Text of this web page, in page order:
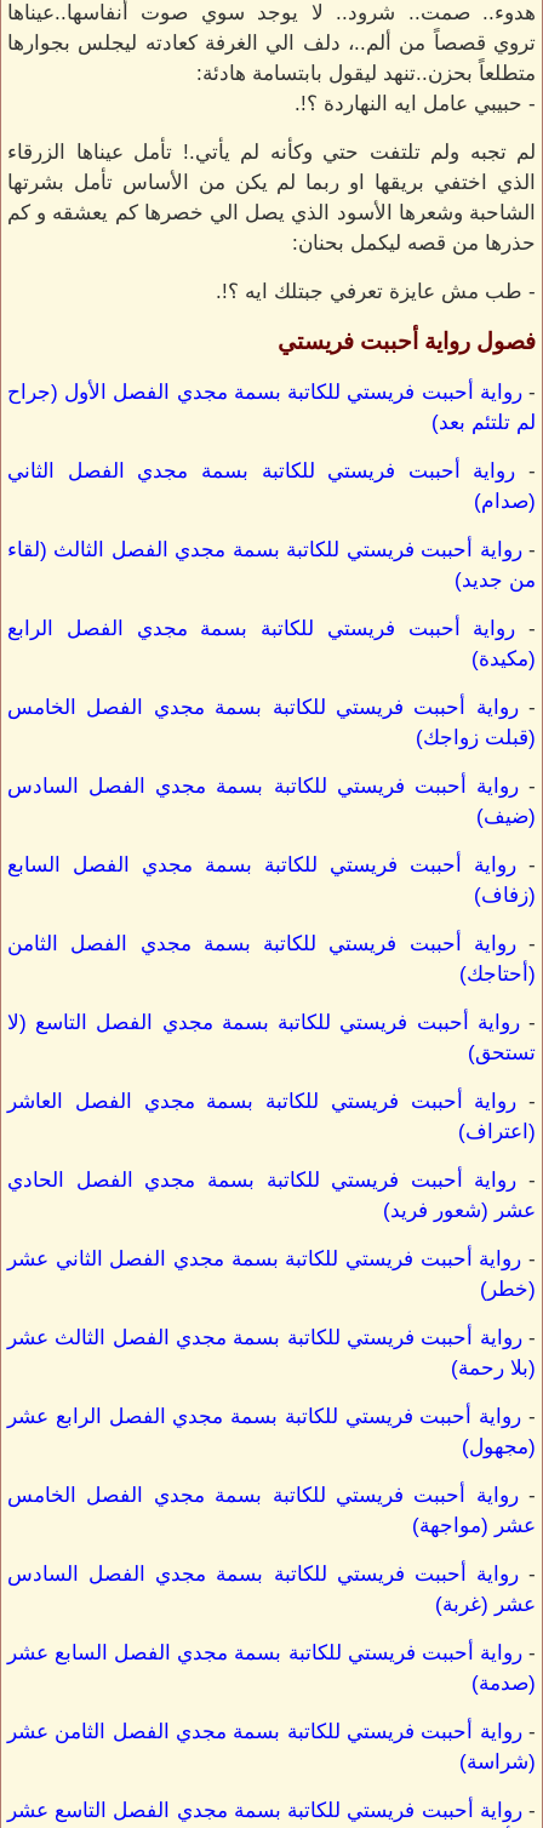
هدوء.. صمت.. شرود.. لا يوجد سوي صوت أنفاسها..عيناها
تروي قصصاً من ألم..، دلف الي الغرفة كعادته ليجلس بجوارها
متطلعاً بحزن..تنهد ليقول بابتسامة هادئة:
- حبيبي عامل ايه النهاردة ؟!.
لم تجبه ولم تلتفت حتي وكأنه لم يأتي.! تأمل عيناها الزرقاء
الذي اختفي بريقها او ربما لم يكن من الأساس تأمل بشرتها
الشاحبة وشعرها الأسود الذي يصل الي خصرها كم يعشقه و كم
حذرها من قصه ليكمل بحنان:
- طب مش عايزة تعرفي جبتلك ايه ؟!.
فصول رواية أحببت فريستي
-رواية أحببت فريستي للكاتبة بسمة مجدي الفصل الأول (جراح
لم تلتئم بعد)
- رواية أحببت فريستي للكاتبة بسمة مجدي الفصل الثاني
(صدام)
-رواية أحببت فريستي للكاتبة بسمة مجدي الفصل الثالث (لقاء
من جديد)
- رواية أحببت فريستي للكاتبة بسمة مجدي الفصل الرابع
(مكيدة)
-رواية أحببت فريستي للكاتبة بسمة مجدي الفصل الخامس
(قبلت زواجك)
-رواية أحببت فريستي للكاتبة بسمة مجدي الفصل السادس
(ضيف)
- رواية أحببت فريستي للكاتبة بسمة مجدي الفصل السابع
(زفاف)
-رواية أحببت فريستي للكاتبة بسمة مجدي الفصل الثامن
(أحتاجك)
-رواية أحببت فريستي للكاتبة بسمة مجدي الفصل التاسع (لا
تستحق)
- رواية أحببت فريستي للكاتبة بسمة مجدي الفصل العاشر
(اعتراف)
- رواية أحببت فريستي للكاتبة بسمة مجدي الفصل الحادي
عشر (شعور فريد)
- رواية أحببت فريستي للكاتبة بسمة مجدي الفصل الثاني عشر
(خطر)
-رواية أحببت فريستي للكاتبة بسمة مجدي الفصل الثالث عشر
(بلا رحمة)
- رواية أحببت فريستي للكاتبة بسمة مجدي الفصل الرابع عشر
(مجهول)
-رواية أحببت فريستي للكاتبة بسمة مجدي الفصل الخامس
عشر (مواجهة)
-رواية أحببت فريستي للكاتبة بسمة مجدي الفصل السادس
عشر (غربة)
-رواية أحببت فريستي للكاتبة بسمة مجدي الفصل السابع عشر
(صدمة)
-رواية أحببت فريستي للكاتبة بسمة مجدي الفصل الثامن عشر
(شراسة)
-رواية أحببت فريستي للكاتبة بسمة مجدي الفصل التاسع عشر